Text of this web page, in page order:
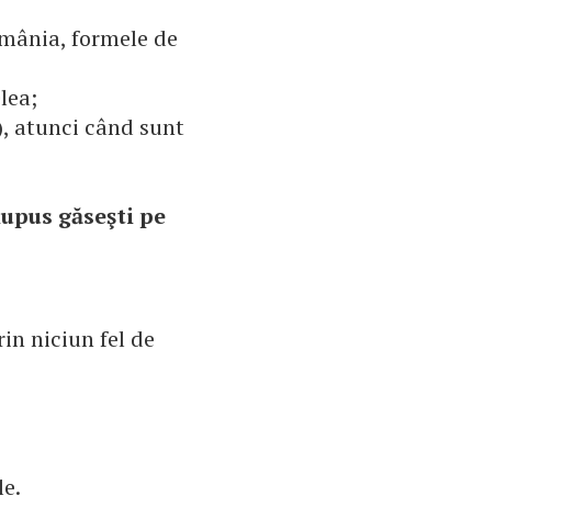
formele de
atunci când sunt
găseşti pe
niciun fel de